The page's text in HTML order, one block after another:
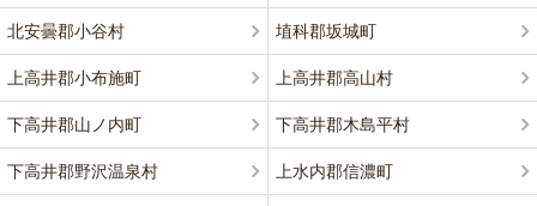
北安曇郡小谷村 埴科郡坂城町
上高井郡小布施町 上高井郡高山村
下高井郡山ノ内町 下高井郡木島平村
下高井郡野沢温泉村 上水内郡信濃町